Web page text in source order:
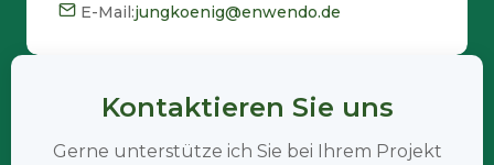
E-Mail:jungkoenig@enwendo.de
Kontaktieren Sie uns
Gerne unterstütze ich Sie bei Ihrem Projekt